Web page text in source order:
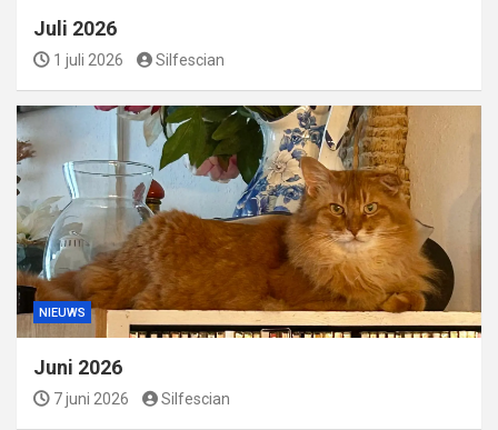
Juli 2026
1 juli 2026 Silfescian
NIEUWS
Juni 2026
7 juni 2026 Silfescian